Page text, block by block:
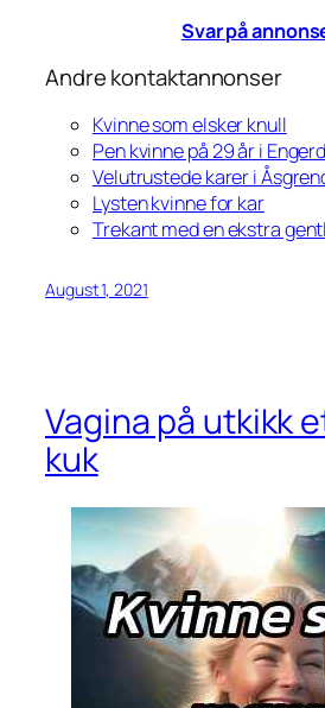
Svar på
Andre kontaktannonser
Kvinne som elsker knull
Pen kvinne på 29 år i
Velutrustede karer i
Lysten kvinne for kar
Trekant med en ekstra
August 1, 2021
Vagina på utkikk
kuk